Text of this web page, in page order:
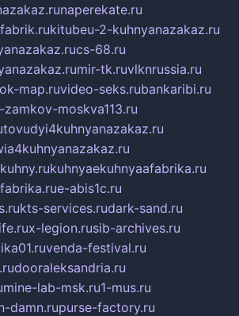
naperekate.ru
kitubeu-2-kuhnyanazakaz.ru
cs-68.ru
mir-tk.ruvlknrussia.ru
map.ruvideo-seks.rubankaribi.ru
moskva113.ru
tovudyi4kuhnyanazakaz.ru
kuhnyaekuhnyaafabrika.ru
e-abis1c.ru
kts-services.rudark-sand.ru
x-legion.rusib-archives.ru
venda-festival.ru
dooraleksandria.ru
mine-lab-msk.ru1-mus.ru
damn.rupurse-factory.ru